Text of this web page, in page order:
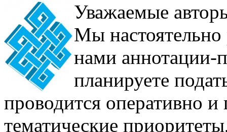
Уважаемые
Мы настоятельно
нами аннотации-
планируете
проводится оперативно
тематические